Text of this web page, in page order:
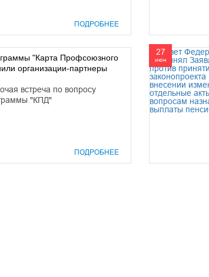
ПОДРОБНЕЕ
"Карта Профсоюзного
организации-партнеры
встреча по вопросу
"КПД"
ПОДРОБНЕЕ
27
июн